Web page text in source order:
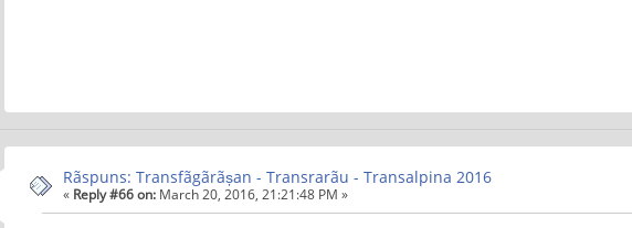
Rãspuns: Transfãgãrãșan - Transrarãu - Transalpina 2016
« Reply #66 on: March 20, 2016, 21:21:48 PM »